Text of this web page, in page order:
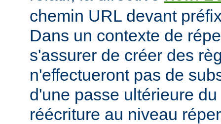
chemin URL devant
Dans un contexte de
s'assurer de créer des
n'effectueront pas de
d'une passe ultérieure
réécriture au niveau